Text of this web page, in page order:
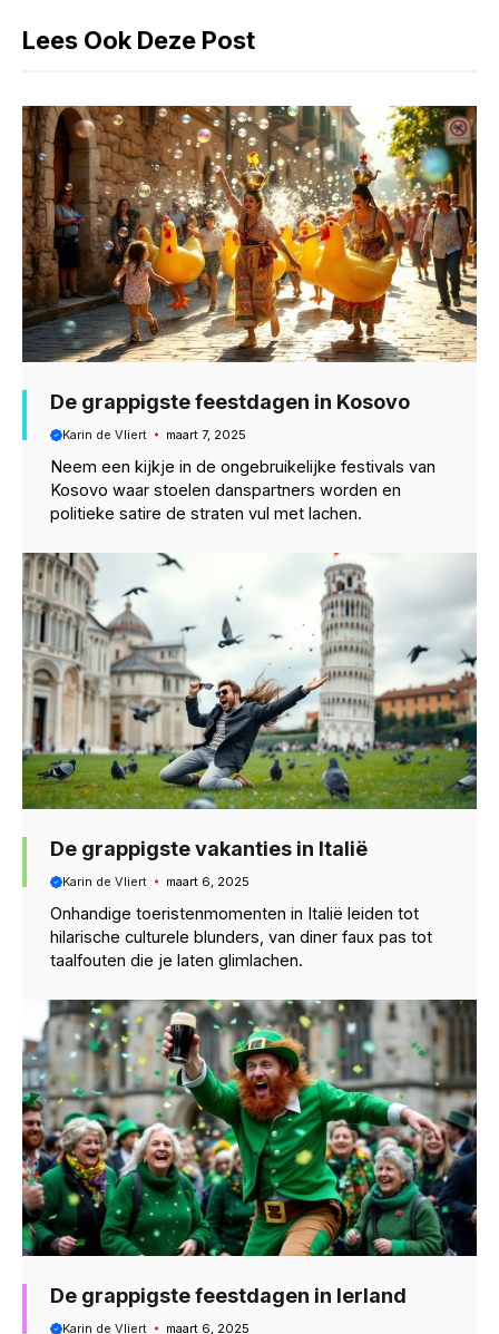
o
p
a
Lees Ook Deze Post
De grappigste feestdagen in Kosovo
Karin de Vliert maart 7, 2025
Neem een kijkje in de ongebruikelijke festivals van
Kosovo waar stoelen danspartners worden en
politieke satire de straten vul met lachen.
De grappigste vakanties in Italië
Karin de Vliert maart 6, 2025
Onhandige toeristenmomenten in Italië leiden tot
hilarische culturele blunders, van diner faux pas tot
taalfouten die je laten glimlachen.
De grappigste feestdagen in Ierland
Karin de Vliert maart 6, 2025